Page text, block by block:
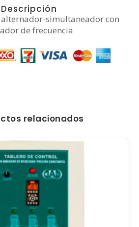
Descripción
simultaneador con
de frecuencia
relacionados